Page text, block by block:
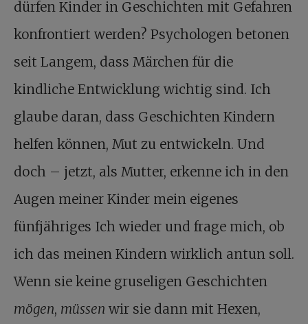
dürfen Kinder in Geschichten mit Gefahren
konfrontiert werden? Psychologen betonen
seit Langem, dass Märchen für die
kindliche Entwicklung wichtig sind. Ich
glaube daran, dass Geschichten Kindern
helfen können, Mut zu entwickeln. Und
doch – jetzt, als Mutter, erkenne ich in den
Augen meiner Kinder mein eigenes
fünfjähriges Ich wieder und frage mich, ob
ich das meinen Kindern wirklich antun soll.
Wenn sie keine gruseligen Geschichten
mögen, müssen wir sie dann mit Hexen,